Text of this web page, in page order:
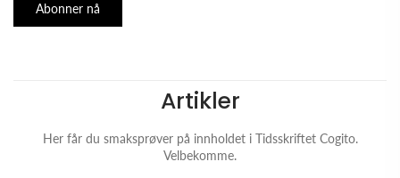
Abonner nå
Artikler
Her får du smaksprøver på innholdet i Tidsskriftet Cogito.
Velbekomme.